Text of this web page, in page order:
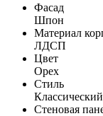
Фасад
Шпон
Материал
ЛДСП
Цвет
Орех
Стиль
Стеновая